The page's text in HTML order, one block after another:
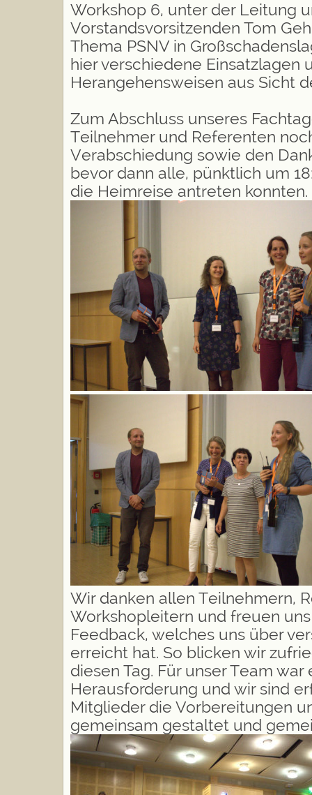
Workshop 6, unter der Leitung
Vorstandsvorsitzenden Tom
Thema PSNV in
hier verschiedene Einsatzlagen
Herangehensweisen aus Sicht
Zum Abschluss unseres
Teilnehmer und Referenten
Verabschiedung sowie den
bevor dann alle, pünktlich um
die Heimreise antreten konnten.
Wir danken allen Teilnehmern,
Workshopleitern und freuen
Feedback, welches uns über
erreicht hat. So blicken wir
diesen Tag. Für unser Team war
Herausforderung und wir sind
Mitglieder die Vorbereitungen
gemeinsam gestaltet und